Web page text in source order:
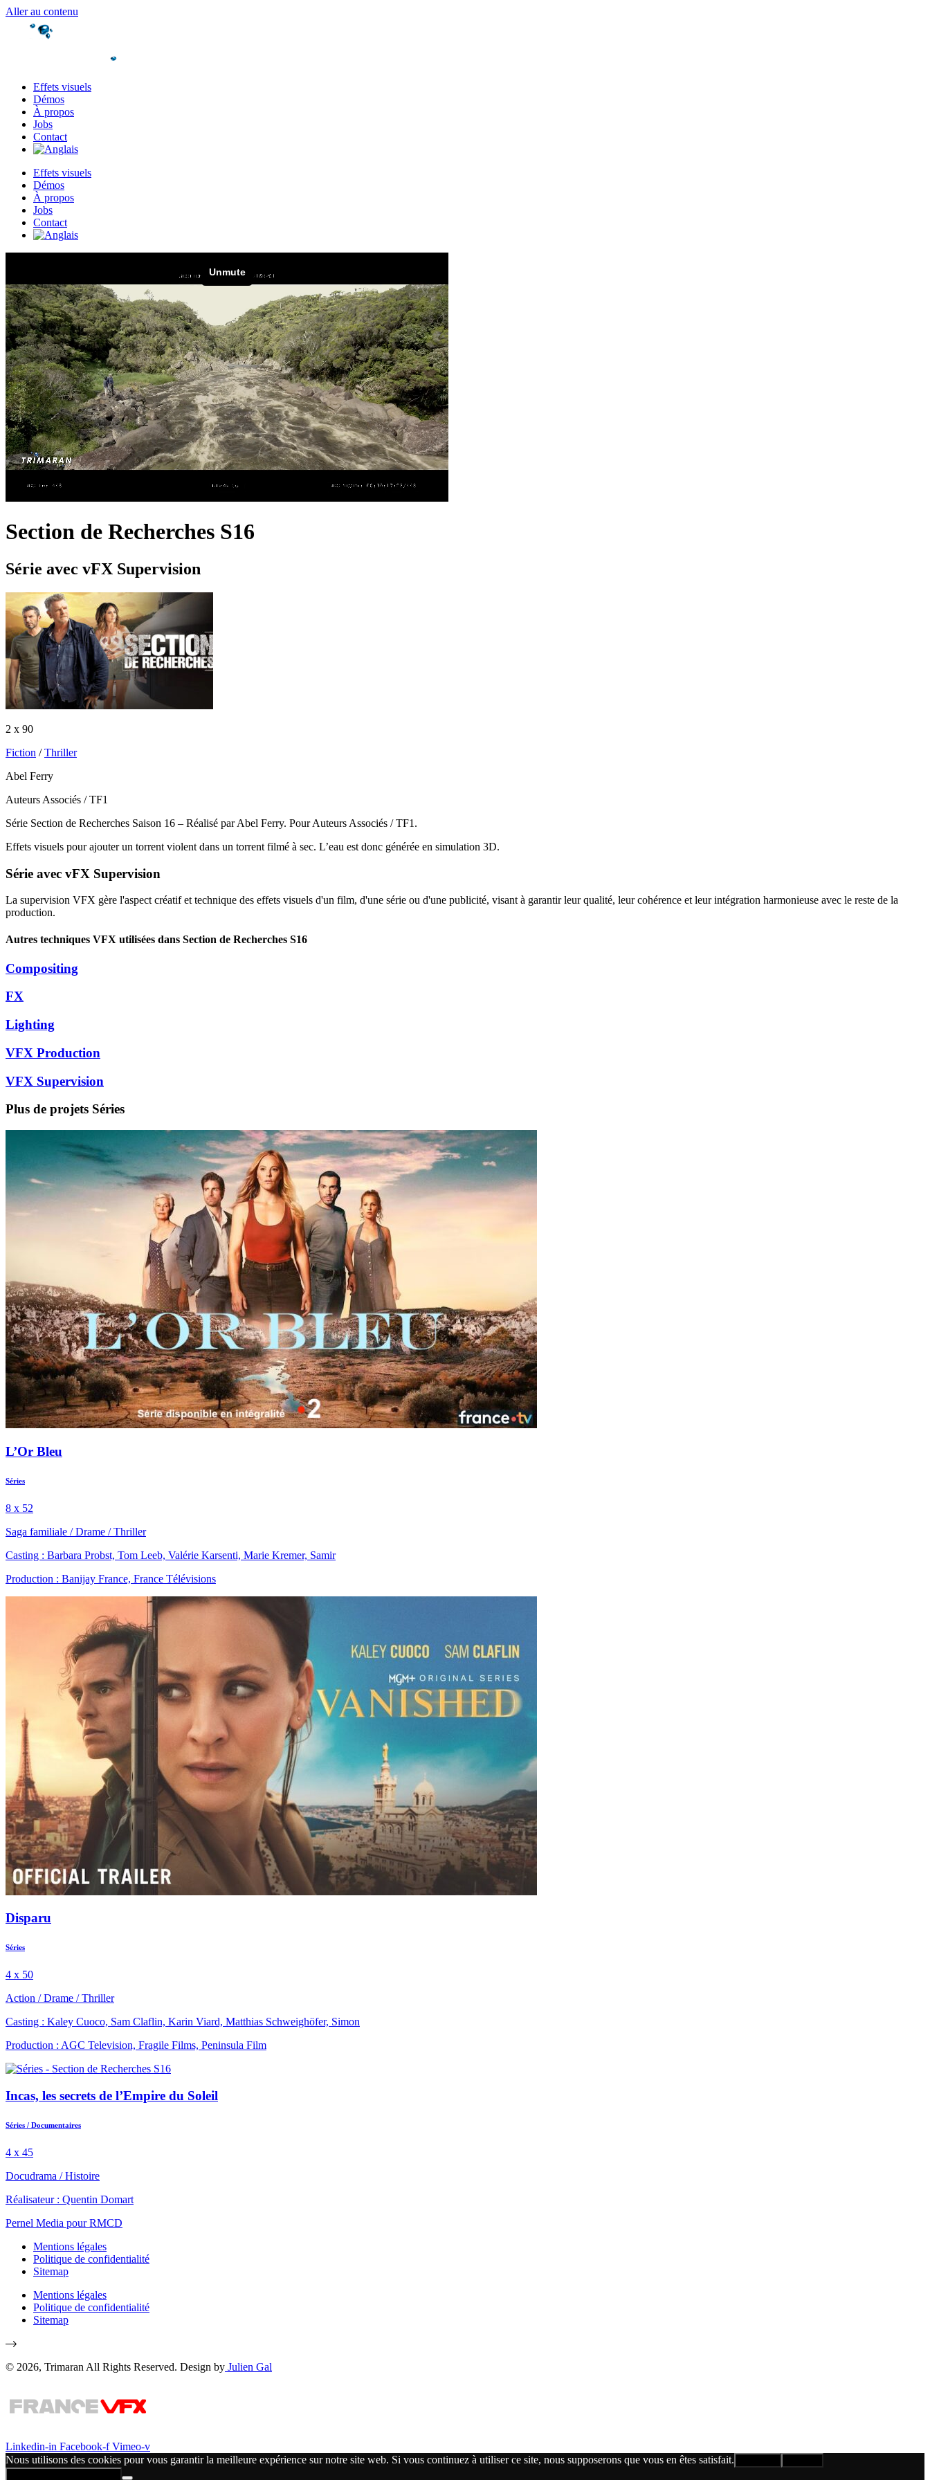
Aller au contenu
Effets visuels
Démos
À propos
Jobs
Contact
Effets visuels
Démos
À propos
Jobs
Contact
Section de Recherches S16
Série avec vFX Supervision
2 x 90
Fiction /Thriller
Abel Ferry
Auteurs Associés / TF1
Série Section de Recherches Saison 16 – Réalisé par Abel Ferry. Pour Auteurs Associés / TF1.
Effets visuels pour ajouter un torrent violent dans un torrent filmé à sec. L’eau est donc générée en simulation 3D.
Série avec vFX Supervision
La supervision VFX gère l'aspect créatif et technique des effets visuels d'un film, d'une série ou d'une publicité, visant à garantir leur qualité, leur cohérence et leur intégration harmonieuse avec le reste de la
production.
Autres techniques VFX utilisées dans Section de Recherches S16
Compositing
FX
Lighting
VFX Production
VFX Supervision
Plus de projets Séries
L’Or Bleu
Séries
8 x 52
Saga familiale /Drame /Thriller
Casting : Barbara Probst, Tom Leeb, Valérie Karsenti, Marie Kremer, Samir
Production : Banijay France, France Télévisions
Disparu
Séries
4 x 50
Action /Drame /Thriller
Casting : Kaley Cuoco, Sam Claflin, Karin Viard, Matthias Schweighöfer, Simon
Production : AGC Television, Fragile Films, Peninsula Film
Incas, les secrets de l’Empire du Soleil
Séries / Documentaires
4 x 45
Docudrama /Histoire
Réalisateur : Quentin Domart
Pernel Media pour RMCD
Mentions légales
Politique de confidentialité
Sitemap
Mentions légales
Politique de confidentialité
Sitemap
© 2026, Trimaran All Rights Reserved. Design by Julien Gal
Linkedin-in Facebook-f Vimeo-v
Nous utilisons des cookies pour vous garantir la meilleure expérience sur notre site web. Si vous continuez à utiliser ce site, nous supposerons que vous en êtes satisfait.